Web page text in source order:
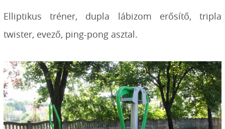
Elliptikus tréner, dupla lábizom erősítő, tripla
twister, evező, ping-pong asztal.